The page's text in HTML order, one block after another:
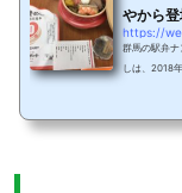
やから
https://
群馬の駅弁ナ
しは、2018
付け替え作